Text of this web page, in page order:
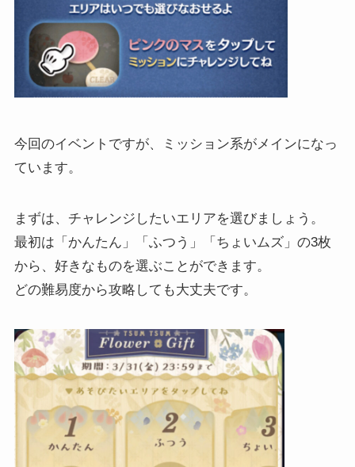
今回のイベントですが、ミッション系がメインになっ
ています。
まずは、チャレンジしたいエリアを選びましょう。
最初は「かんたん」「ふつう」「ちょいムズ」の3枚
から、好きなものを選ぶことができます。
どの難易度から攻略しても大丈夫です。